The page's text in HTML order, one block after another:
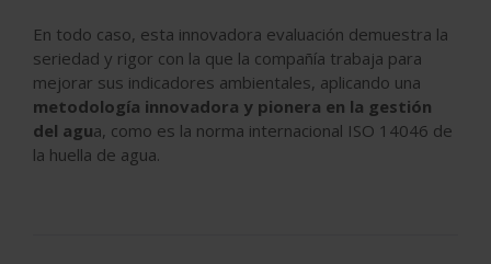
En todo caso, esta innovadora evaluación demuestra la
seriedad y rigor con la que la compañía trabaja para
mejorar sus indicadores ambientales, aplicando una
metodología innovadora y pionera en la gestión
del agua, como es la norma internacional ISO 14046 de
la huella de agua.